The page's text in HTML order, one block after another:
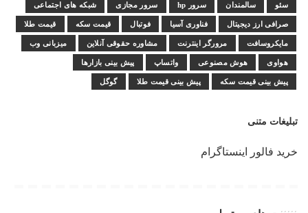
سئو سالمندان سرور hp سرور مجازی شبکه های اجتماعی
صرافی ارز دیجیتال فناوری آسیا فوتبال قیمت سکه قیمت طلا
مایکروسافت مرورگر اینترنت مشاوره حقوقی آنلاین میزبانی وب
هواوی هوش مصنوعی واتساپ پیش بینی بازارها
پیش بینی قیمت سکه پیش بینی قیمت طلا گوگل
تبلیغات متنی
خرید فالور اینستاگرام